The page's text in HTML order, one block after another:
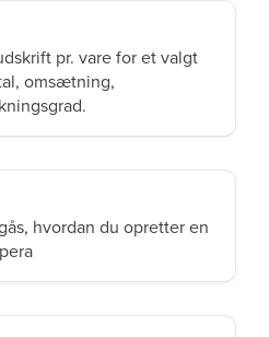
pr. vare for et valgt
omsætning,
hvordan du opretter en